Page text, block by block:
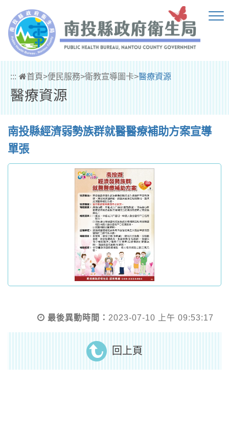
::: 首頁>便民服務>衛教宣導圖卡>醫療資源
醫療資源
南投縣經濟弱勢族群就醫醫療補助方案宣導
單張
最後異動時間： 2023-07-10 上午 09:53:17
回上頁